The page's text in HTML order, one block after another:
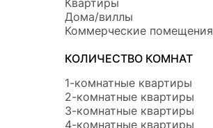
Квартиры
Дома/виллы
Коммерческие помещения
КОЛИЧЕСТВО КОМНАТ
1-комнатные квартиры
2-комнатные квартиры
3-комнатные квартиры
4-комнатные квартиры